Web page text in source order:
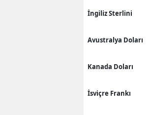
İngiliz Sterlini
Avustralya Doları
Kanada Doları
İsviçre Frankı